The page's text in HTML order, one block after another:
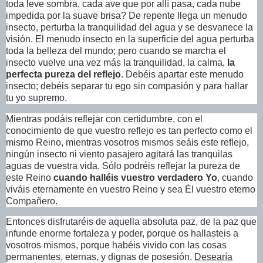
toda leve sombra, cada ave que por allí pasa, cada nube
impedida por la suave brisa? De repente llega un menudo
insecto, perturba la tranquilidad del agua y se desvanece la
visión. El menudo insecto en la superficie del agua perturba
toda la belleza del mundo; pero cuando se marcha el
insecto vuelve una vez más la tranquilidad, la calma, la
perfecta pureza del reflejo. Debéis apartar este menudo
insecto; debéis separar tu ego sin compasión y para hallar
tu yo supremo.
Mientras podáis reflejar con certidumbre, con el
conocimiento de que vuestro reflejo es tan perfecto como el
mismo Reino, mientras vosotros mismos seáis este reflejo,
ningún insecto ni viento pasajero agitará las tranquilas
aguas de vuestra vida. Sólo podréis reflejar la pureza de
este Reino cuando halléis vuestro verdadero Yo, cuando
viváis eternamente en vuestro Reino y sea Él vuestro eterno
Compañero.
Entonces disfrutaréis de aquella absoluta paz, de la paz que
infunde enorme fortaleza y poder, porque os hallasteis a
vosotros mismos, porque habéis vivido con las cosas
permanentes, eternas, y dignas de posesión. Desearía